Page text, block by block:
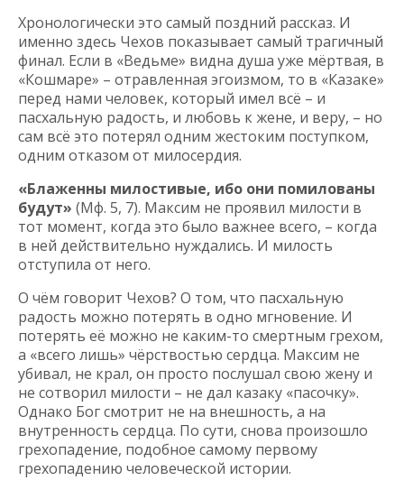
Хронологически это самый поздний рассказ. И
именно здесь Чехов показывает самый трагичный
финал. Если в «Ведьме» видна душа уже мёртвая, в
«Кошмаре» – отравленная эгоизмом, то в «Казаке»
перед нами человек, который имел всё – и
пасхальную радость, и любовь к жене, и веру, – но
сам всё это потерял одним жестоким поступком,
одним отказом от милосердия.
«Блаженны милостивые, ибо они помилованы
будут» (Мф. 5, 7). Максим не проявил милости в
тот момент, когда это было важнее всего, – когда
в ней действительно нуждались. И милость
отступила от него.
О чём говорит Чехов? О том, что пасхальную
радость можно потерять в одно мгновение. И
потерять её можно не каким-то смертным грехом,
а «всего лишь» чёрствостью сердца. Максим не
убивал, не крал, он просто послушал свою жену и
не сотворил милости – не дал казаку «пасочку».
Однако Бог смотрит не на внешность, а на
внутренность сердца. По сути, снова произошло
грехопадение, подобное самому первому
грехопадению человеческой истории.